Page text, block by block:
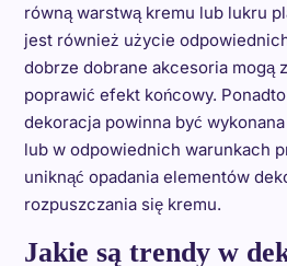
równą warstwą kremu lub lukru
jest również użycie
dobrze dobrane akcesoria mogą
poprawić efekt końcowy.
dekoracja powinna być
lub w odpowiednich warunkach
uniknąć opadania elementów
rozpuszczania się kremu.
Jakie są trendy w